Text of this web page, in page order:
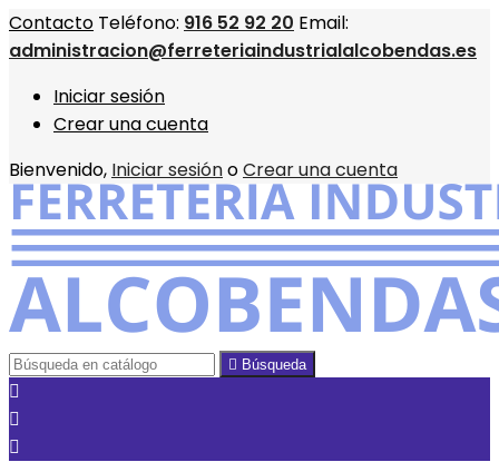
Contacto Teléfono: 916 52 92 20 Email:
administracion@ferreteriaindustrialalcobendas.es
Iniciar sesión
Crear una cuenta
Bienvenido, Iniciar sesiónoCrear una cuenta
 Búsqueda


